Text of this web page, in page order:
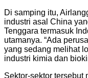
Di samping itu,
industri asal China
Tenggara termasuk
utamanya. “Ada
yang sedang melihat
industri kimia dan
Sektor-sektor tersebut